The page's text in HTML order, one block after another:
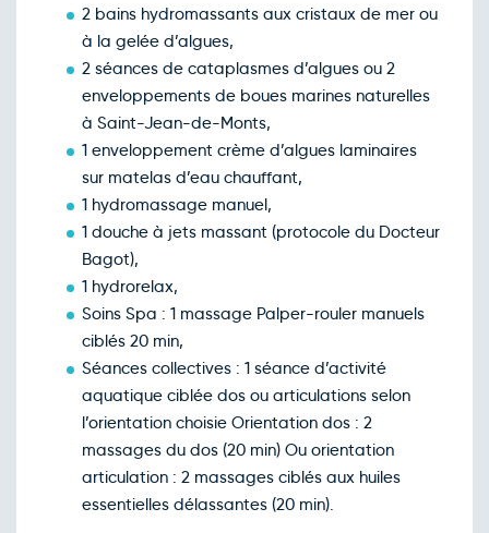
2 bains hydromassants aux cristaux de mer ou
à la gelée d’algues,
2 séances de cataplasmes d’algues ou 2
enveloppements de boues marines naturelles
à Saint-Jean-de-Monts,
1 enveloppement crème d’algues laminaires
sur matelas d’eau chauffant,
1 hydromassage manuel,
1 douche à jets massant (protocole du Docteur
Bagot),
1 hydrorelax,
Soins Spa : 1 massage Palper-rouler manuels
ciblés 20 min,
Séances collectives : 1 séance d’activité
aquatique ciblée dos ou articulations selon
l’orientation choisie Orientation dos : 2
massages du dos (20 min) Ou orientation
articulation : 2 massages ciblés aux huiles
essentielles délassantes (20 min).